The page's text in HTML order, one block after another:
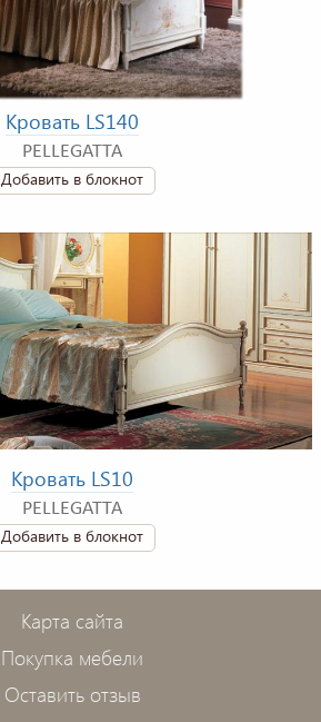
Кровать LS140
PELLEGATTA
Добавить в блокнот
Кровать LS10
PELLEGATTA
Добавить в блокнот
Карта сайта
Покупка мебели
Оставить отзыв